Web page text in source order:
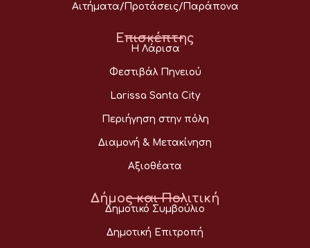
Αιτήματα/Προτάσεις/Παράπονα
Επισκέπτης
Η Λάρισα
Φεστιβάλ Πηνειού
Larissa Santa City
Περιήγηση στην πόλη
Διαμονή & Μετακίνηση
Αξιοθέατα
Δήμος και Πολιτική
Δημοτικό Συμβούλιο
Δημοτική Επιτροπή